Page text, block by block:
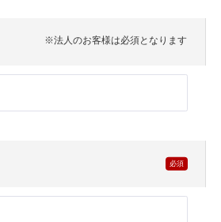
※法人のお客様は必須となります